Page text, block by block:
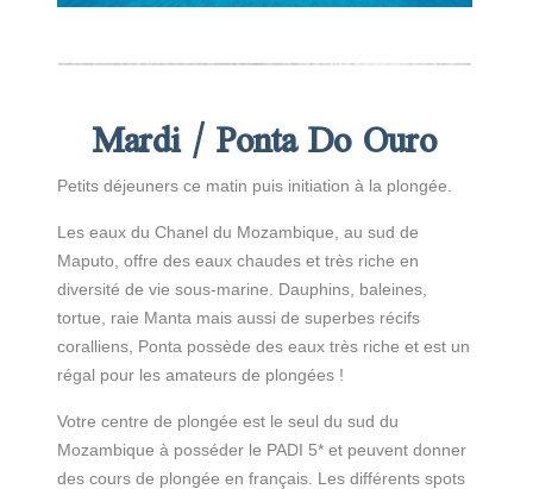
Mardi / Ponta Do Ouro
Petits déjeuners ce matin puis initiation à la plongée.
Les eaux du Chanel du Mozambique, au sud de
Maputo, offre des eaux chaudes et très riche en
diversité de vie sous-marine. Dauphins, baleines,
tortue, raie Manta mais aussi de superbes récifs
coralliens, Ponta possède des eaux très riche et est un
régal pour les amateurs de plongées !
Votre centre de plongée est le seul du sud du
Mozambique à posséder le PADI 5* et peuvent donner
des cours de plongée en français. Les différents spots